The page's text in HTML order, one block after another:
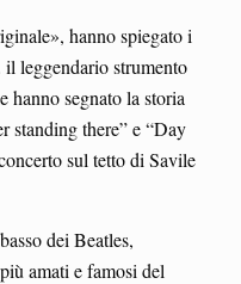
hanno spiegato i
leggendario strumento
hanno segnato la storia
standing there” e “Day
sul tetto di Savile
dei Beatles,
amati e famosi del